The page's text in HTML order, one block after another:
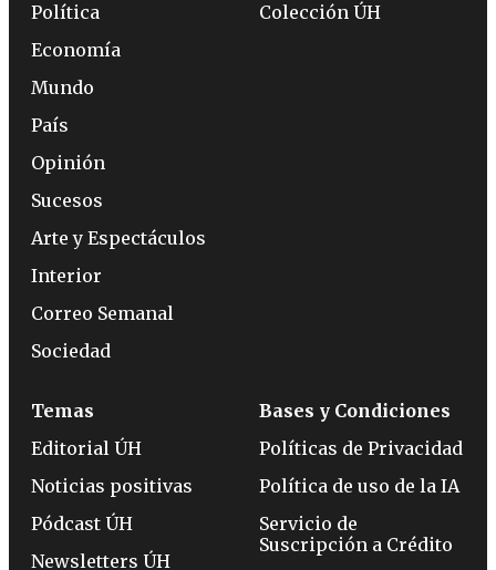
Política
Economía
Mundo
País
Opinión
Sucesos
Arte y Espectáculos
Interior
Correo Semanal
Sociedad
Colección ÚH
Temas
Editorial ÚH
Noticias positivas
Pódcast ÚH
Newsletters ÚH
Bases y Condiciones
Políticas de Privacidad
Política de uso de la IA
Servicio de
Suscripción a Crédito